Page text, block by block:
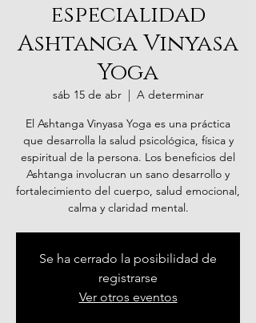
especialidad
Ashtanga Vinyasa
Yoga
sáb 15 de abr
  |
A determinar
El Ashtanga Vinyasa Yoga es una práctica
que desarrolla la salud psicológica, física y
espiritual de la persona. Los beneficios del
Ashtanga involucran un sano desarrollo y
fortalecimiento del cuerpo, salud emocional,
calma y claridad mental.
Se ha cerrado la posibilidad de
registrarse
Ver otros eventos